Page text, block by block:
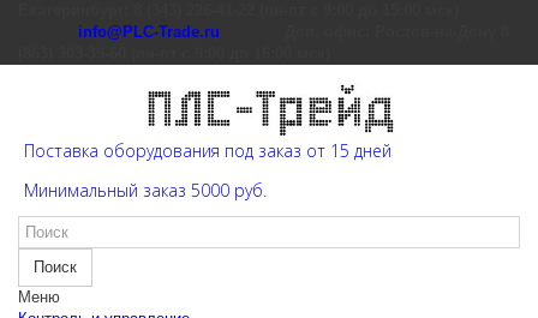
info@PLC-Trade.ru
Поставка оборудования под заказ от 15 дней
Минимальный заказ 5000 руб.
Поиск
Меню